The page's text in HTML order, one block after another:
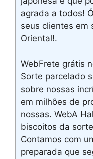
agrada a todos!
seus clientes em
Oriental!.
WebFrete grátis
Sorte parcelado
sobre nossas
em milhões de
nossas. WebA
biscoitos da
Contamos com
preparada que